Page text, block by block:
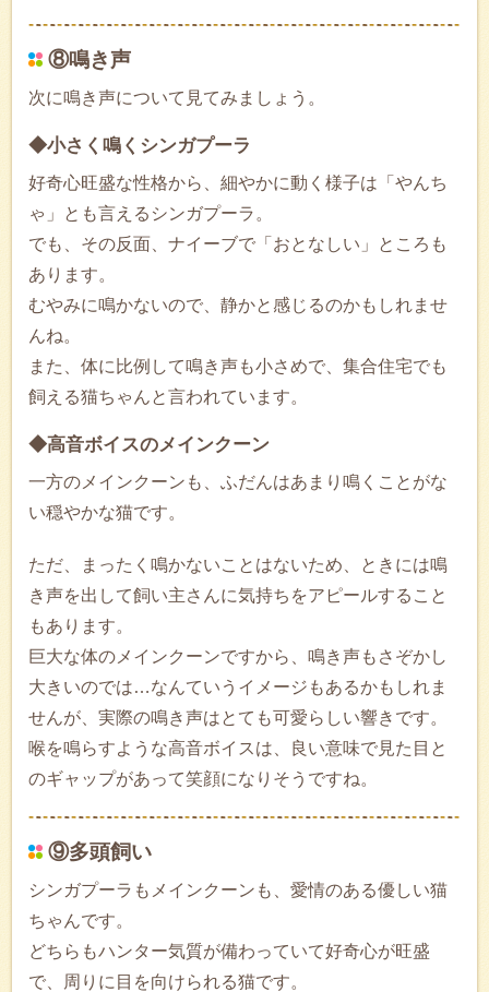
⑧鳴き声
次に鳴き声について見てみましょう。
◆小さく鳴くシンガプーラ
好奇心旺盛な性格から、細やかに動く様子は「やんち
ゃ」とも言えるシンガプーラ。
でも、その反面、ナイーブで「おとなしい」ところも
あります。
むやみに鳴かないので、静かと感じるのかもしれませ
んね。
また、体に比例して鳴き声も小さめで、集合住宅でも
飼える猫ちゃんと言われています。
◆高音ボイスのメインクーン
一方のメインクーンも、ふだんはあまり鳴くことがな
い穏やかな猫です。
ただ、まったく鳴かないことはないため、ときには鳴
き声を出して飼い主さんに気持ちをアピールすること
もあります。
巨大な体のメインクーンですから、鳴き声もさぞかし
大きいのでは…なんていうイメージもあるかもしれま
せんが、実際の鳴き声はとても可愛らしい響きです。
喉を鳴らすような高音ボイスは、良い意味で見た目と
のギャップがあって笑顔になりそうですね。
⑨多頭飼い
シンガプーラもメインクーンも、愛情のある優しい猫
ちゃんです。
どちらもハンター気質が備わっていて好奇心が旺盛
で、周りに目を向けられる猫です。